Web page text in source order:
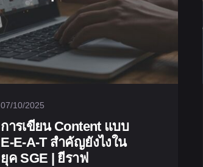
07/10/2025
การเขียน Content แบบ
E-E-A-T สำคัญยังไงใน
ยุค SGE | ยีราฟ